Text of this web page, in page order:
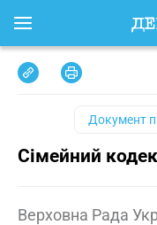
Документ
Сімейний
Верховна Рада